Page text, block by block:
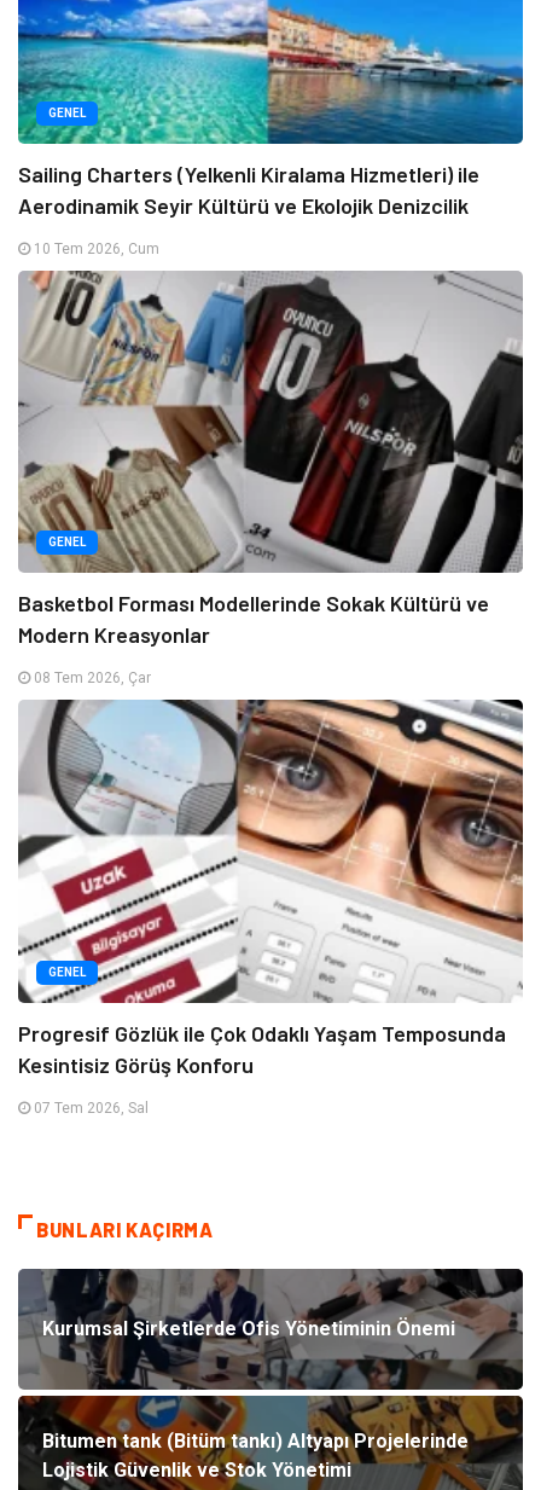
GENEL
Sailing Charters (Yelkenli Kiralama Hizmetleri) ile
Aerodinamik Seyir Kültürü ve Ekolojik Denizcilik
10 Tem 2026, Cum
GENEL
Basketbol Forması Modellerinde Sokak Kültürü ve
Modern Kreasyonlar
08 Tem 2026, Çar
GENEL
Progresif Gözlük ile Çok Odaklı Yaşam Temposunda
Kesintisiz Görüş Konforu
07 Tem 2026, Sal
BUNLARI KAÇIRMA
Kurumsal Şirketlerde Ofis Yönetiminin Önemi
Bitumen tank (Bitüm tankı) Altyapı Projelerinde
Lojistik Güvenlik ve Stok Yönetimi